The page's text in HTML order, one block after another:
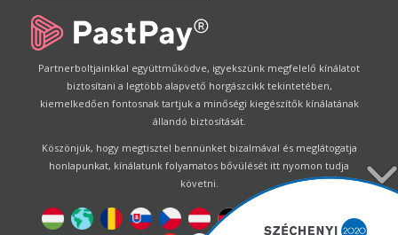
Partnerboltjainkkal együttműködve, igyekszünk megfelelő kínálatot
biztosítani a legtöbb alapvető horgászcikk tekintetében,
kiemelkedően fontosnak tartjuk a minőségi kiegészítők kínálatának
állandó biztosítását.
Köszönjük, hogy megtisztel bennünket bizalmával és meglátogatja
honlapunkat, kínálatunk folyamatos bővülését itt nyomon tudja
követni.